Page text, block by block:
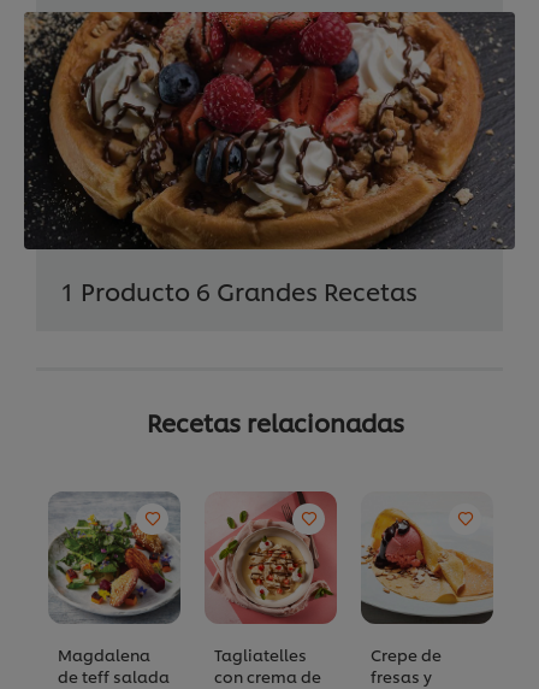
1 Producto 6 Grandes Recetas
Recetas relacionadas
Magdalena
de teff salada
Tagliatelles
con crema de
Crepe de
fresas y